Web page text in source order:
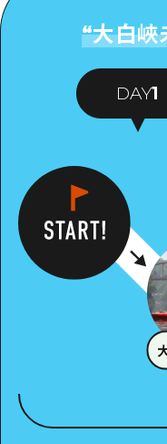
“大白峽
DAY1